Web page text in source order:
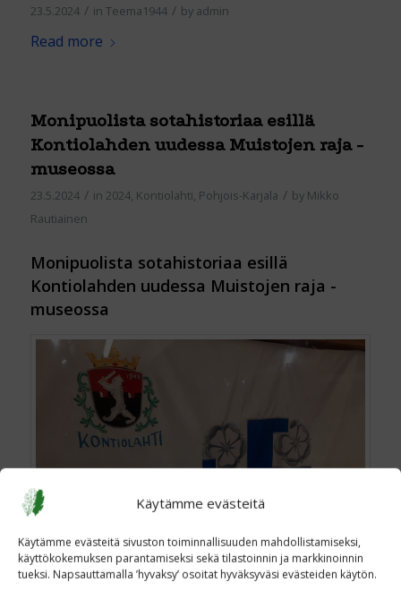
Käytämme evästeitä
Käytämme evästeitä sivuston toiminnallisuuden mahdollistamiseksi,
käyttökokemuksen parantamiseksi sekä tilastoinnin ja markkinoinnin
tueksi. Napsauttamalla ’hyvaksy’ osoitat hyväksyväsi evästeiden käytön.
23.5.2024 / in Teema1944 / by admin
Read more
Monipuolista sotahistoriaa esillä
Kontiolahden uudessa Muistojen raja -
museossa
23.5.2024 / in 2024, Kontiolahti, Pohjois-Karjala / by Mikko
Rautiainen
Monipuolista sotahistoriaa esillä
Kontiolahden uudessa Muistojen raja -
museossa